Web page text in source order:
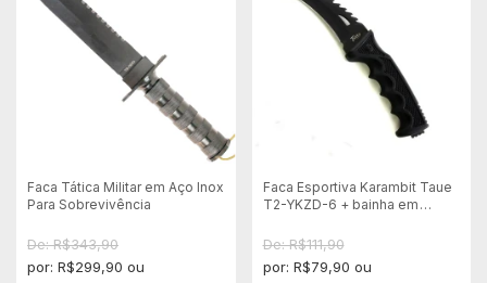
Faca Tática Militar em Aço Inox
Para Sobrevivência
De: R$343,90
por: R$299,90 ou
Faca Esportiva Karambit Taue
T2-YKZD-6 + bainha em
De: R$111,90
por: R$79,90 ou